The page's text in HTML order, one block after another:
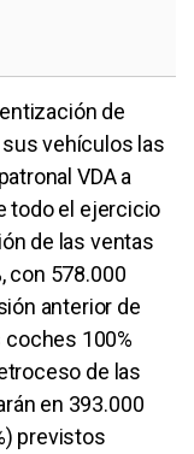
de
vehículos las
VDA a
todo el ejercicio
de las ventas
con 578.000
anterior de
coches 100%
de las
en 393.000
previstos